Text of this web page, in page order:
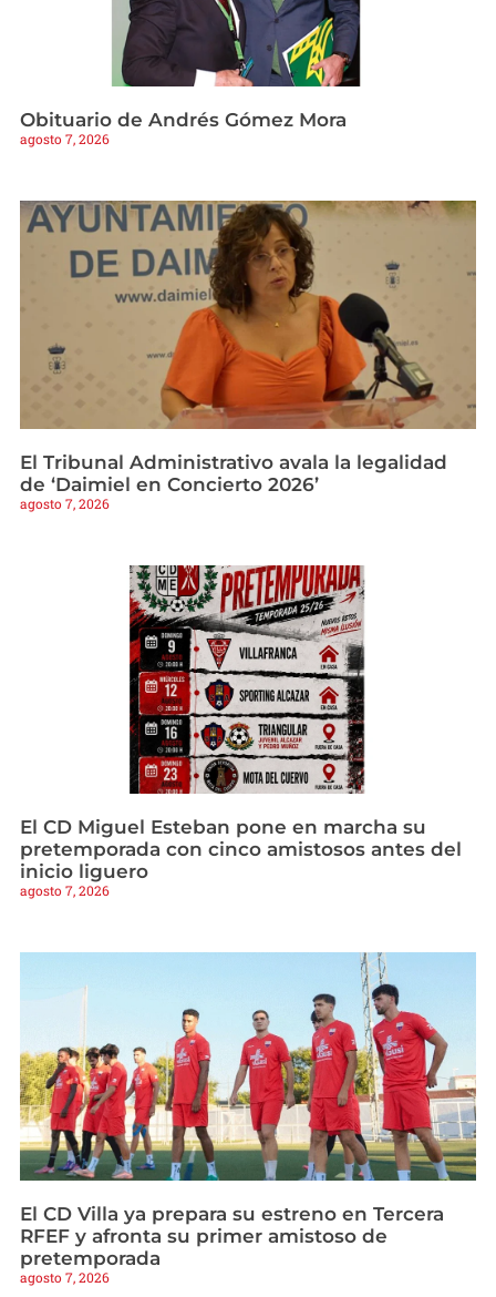
Obituario de Andrés Gómez Mora
agosto 7, 2026
El Tribunal Administrativo avala la legalidad
de ‘Daimiel en Concierto 2026’
agosto 7, 2026
El CD Miguel Esteban pone en marcha su
pretemporada con cinco amistosos antes del
inicio liguero
agosto 7, 2026
El CD Villa ya prepara su estreno en Tercera
RFEF y afronta su primer amistoso de
pretemporada
agosto 7, 2026